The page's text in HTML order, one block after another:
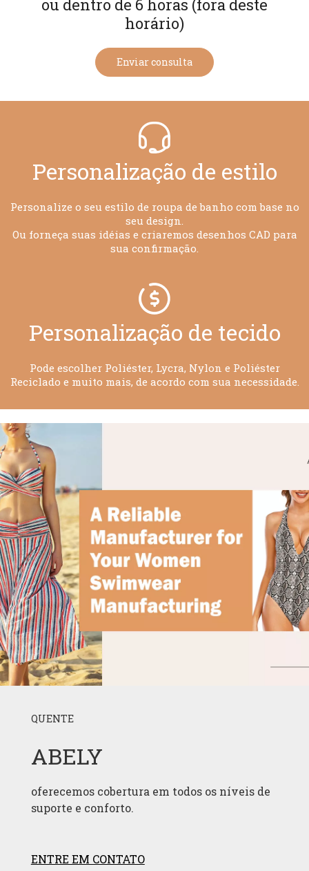
ou dentro de 6 horas (fora deste
horário)
Enviar consulta
Personalização de estilo​​​​​​​
Personalize o seu estilo de roupa de banho com base no
seu design.
Ou forneça suas idéias e criaremos desenhos CAD para
sua confirmação.
Personalização de tecido​​​​​​​
Pode escolher Poliéster, Lycra, Nylon e Poliéster
Reciclado e muito mais, de acordo com sua necessidade.
QUENTE
ABELY
oferecemos cobertura em todos os níveis de
suporte e conforto.
ENTRE EM CONTATO